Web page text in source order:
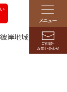
岸地域交流フェ